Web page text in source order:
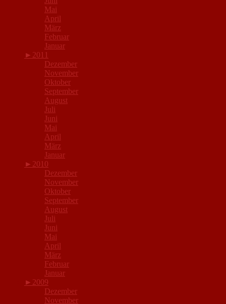
Mai
April
März
Februar
Januar
► 2011
Dezember
November
Oktober
September
August
Juli
Juni
Mai
April
März
Januar
► 2010
Dezember
November
Oktober
September
August
Juli
Juni
Mai
April
März
Februar
Januar
► 2009
Dezember
November